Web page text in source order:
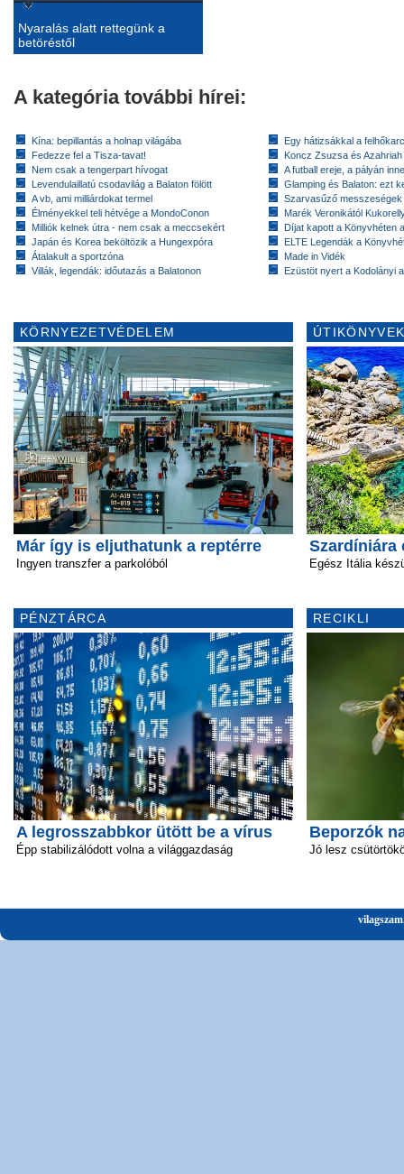
Nyaralás alatt rettegünk a
betöréstől
A kategória további hírei:
Kína: bepillantás a holnap világába
Fedezze fel a Tisza-tavat!
Nem csak a tengerpart hívogat
Levendulaillatú csodavilág a Balaton fölött
A vb, ami milliárdokat termel
Élményekkel teli hétvége a MondoConon
Milliók kelnek útra - nem csak a meccsekért
Japán és Korea beköltözik a Hungexpóra
Átalakult a sportzóna
Villák, legendák: időutazás a Balatonon
Egy hátizsákkal a
Koncz Zsuzsa és
A futball ereje, a pályán
Glamping és Balaton: ezt
Szarvasűző messzeségek
Marék Veronikától
Díjat kapott a Könyvhéten
ELTE Legendák a
Made in Vidék
Ezüstöt nyert a Kodolányi
KÖRNYEZETVÉDELEM
Már így is eljuthatunk a reptérre
Ingyen transzfer a parkolóból
PÉNZTÁRCA
A legrosszabbkor ütött be a vírus
Épp stabilizálódott volna a világgazdaság
Szardíniára
Egész Itália
RECIKLI
Beporzók
Jó lesz